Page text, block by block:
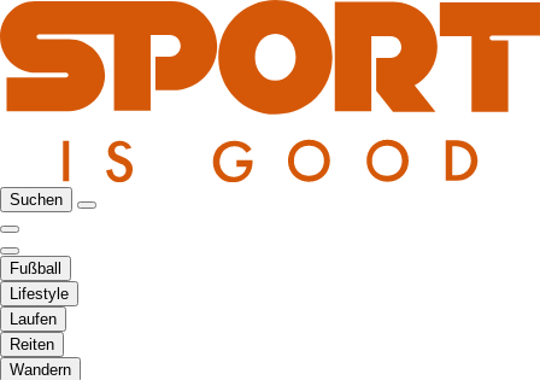
Suchen
Fußball
Lifestyle
Laufen
Reiten
Wandern